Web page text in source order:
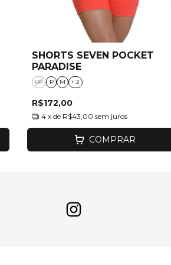
SHORTS SEVEN POCKET
PARADISE
PP P M + 2
R$172,00
4 x de R$43,00 sem juros
COMPRAR